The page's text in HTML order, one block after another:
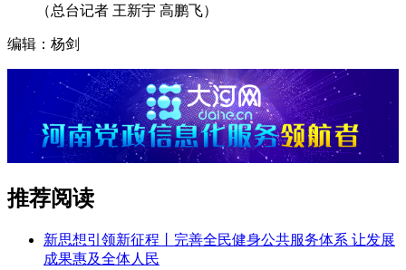
（总台记者 王新宇 高鹏飞）
编辑：杨剑
推荐阅读
新思想引领新征程丨完善全民健身公共服务体系 让发展
成果惠及全体人民